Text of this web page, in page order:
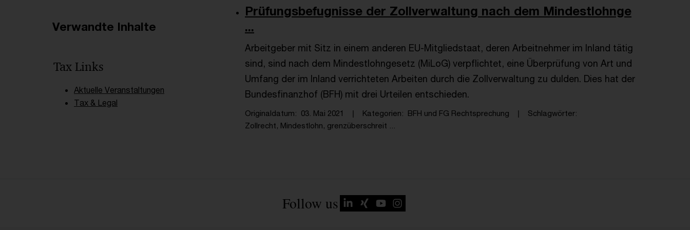
Prüfungsbefugnisse der Zollverwaltung nach dem Mindestlohnge
...
Arbeitgeber mit Sitz in einem anderen EU-Mitgliedstaat, deren Arbeitnehmer im Inland tätig
sind, sind nach dem Mindestlohngesetz (MiLoG) verpflichtet, eine Überprüfung von Art und
Umfang der im Inland verrichteten Arbeiten durch die Zollverwaltung zu dulden. Dies hat der
Bundesfinanzhof (BFH) mit drei Urteilen entschieden.
Originaldatum 03. Mai 2021 Kategorien BFH und FG Rechtsprechung
Schlagwörter
Zollrecht, Mindestlohn, grenzüberschreit ...
Verwandte Inhalte
Tax Links
Aktuelle Veranstaltungen
Tax & Legal
Follow us